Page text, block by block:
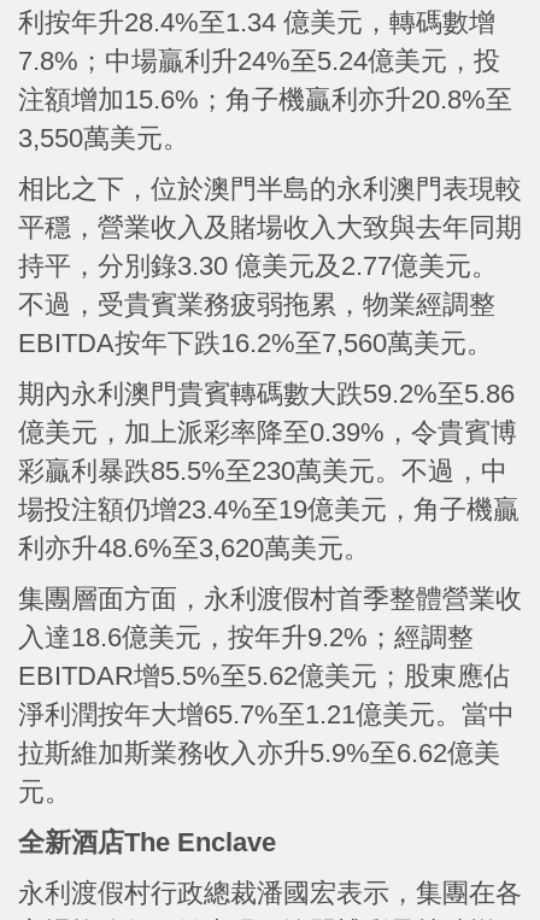
利按年升28.4%至1.34 億美元，轉碼數增
7.8%；中場贏利升24%至5.24億美元，投
注額增加15.6%；角子機贏利亦升20.8%至
3,550萬美元。
相比之下，位於澳門半島的永利澳門表現較
平穩，營業收入及賭場收入大致與去年同期
持平，分別錄3.30 億美元及2.77億美元。
不過，受貴賓業務疲弱拖累，物業經調整
EBITDA按年下跌16.2%至7,560萬美元。
期內永利澳門貴賓轉碼數大跌59.2%至5.86
億美元，加上派彩率降至0.39%，令貴賓博
彩贏利暴跌85.5%至230萬美元。不過，中
場投注額仍增23.4%至19億美元，角子機贏
利亦升48.6%至3,620萬美元。
集團層面方面，永利渡假村首季整體營業收
入達18.6億美元，按年升9.2%；經調整
EBITDAR增5.5%至5.62億美元；股東應佔
淨利潤按年大增65.7%至1.21億美元。當中
拉斯維加斯業務收入亦升5.9%至6.62億美
元。
全新酒店The Enclave
永利渡假村行政總裁潘國宏表示，集團在各